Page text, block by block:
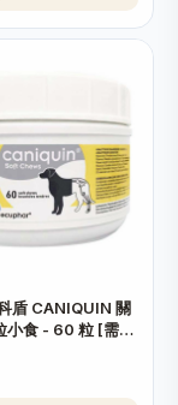
盾 CANIQUIN 關
小食 - 60 粒 [需預